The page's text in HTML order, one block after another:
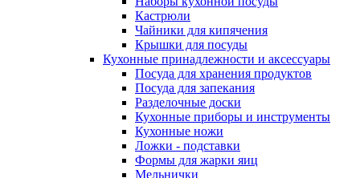
Кастрюли
Чайники для кипячения
Крышки для посуды
Кухонные принадлежности и аксессуары
Посуда для хранения продуктов
Посуда для запекания
Разделочные доски
Кухонные приборы и инструменты
Кухонные ножи
Ложки - подставки
Формы для жарки яиц
Мельнички